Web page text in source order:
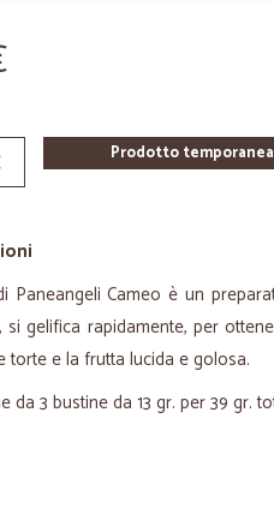
Prodotto
Paneangeli Cameo è un
si gelifica rapidamente, per
torte e la frutta lucida e golosa.
da 3 bustine da 13 gr. per 39 gr.